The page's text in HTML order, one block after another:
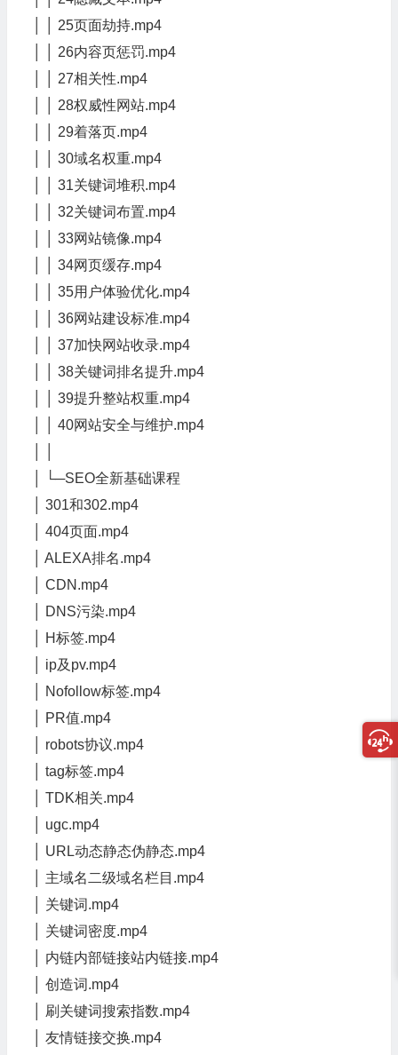
│ │ 25页面劫持.mp4
│ │ 26内容页惩罚.mp4
│ │ 27相关性.mp4
│ │ 28权威性网站.mp4
│ │ 29着落页.mp4
│ │ 30域名权重.mp4
│ │ 31关键词堆积.mp4
│ │ 32关键词布置.mp4
│ │ 33网站镜像.mp4
│ │ 34网页缓存.mp4
│ │ 35用户体验优化.mp4
│ │ 36网站建设标准.mp4
│ │ 37加快网站收录.mp4
│ │ 38关键词排名提升.mp4
│ │ 39提升整站权重.mp4
│ │ 40网站安全与维护.mp4
│ └─SEO全新基础课程
│ 301和302.mp4
│ 404页面.mp4
│ ALEXA排名.mp4
│ CDN.mp4
│ DNS污染.mp4
│ H标签.mp4
│ ip及pv.mp4
│ Nofollow标签.mp4
│ PR值.mp4
│ robots协议.mp4
│ tag标签.mp4
│ TDK相关.mp4
│ ugc.mp4
│ URL动态静态伪静态.mp4
│ 主域名二级域名栏目.mp4
│ 关键词.mp4
│ 关键词密度.mp4
│ 内链内部链接站内链接.mp4
│ 创造词.mp4
│ 刷关键词搜索指数.mp4
│ 友情链接交换.mp4